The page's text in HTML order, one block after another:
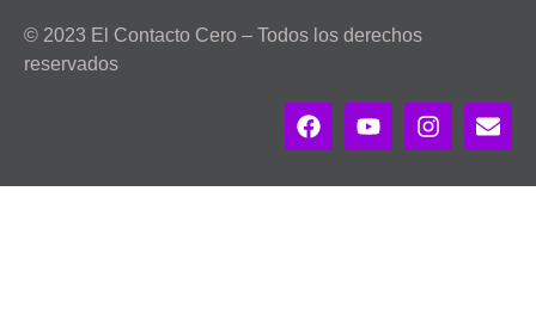
© 2023 El Contacto Cero – Todos los derechos
reservados